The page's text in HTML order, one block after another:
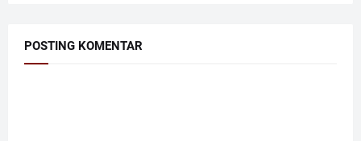
POSTING KOMENTAR